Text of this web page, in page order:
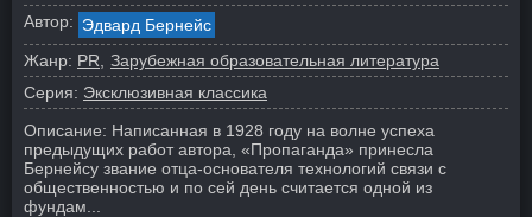
Автор: Эдвард Бернейс
Жанр: PR
Зарубежная образовательная литература
Серия: Эксклюзивная классика
Описание: Написанная в 1928 году на волне успеха
предыдущих работ автора, «Пропаганда» принесла
Бернейсу звание отца-основателя технологий связи с
общественностью и по сей день считается одной из
фундам...